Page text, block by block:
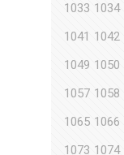
1033 1034
1041 1042
1049 1050
1057 1058
1065 1066
1073 1074